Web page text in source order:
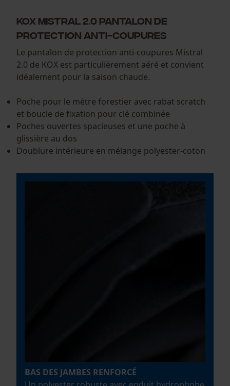
KOX Mistral 2.0 pantalon de
protection anti-coupures
Le pantalon de protection anti-coupures Mistral
2.0 de KOX est particulièrement aéré et convient
idéalement pour la saison chaude.
Poche pour le mètre forestier avec rabat scratch
et boucle de fixation pour clé combinée
Poches ouvertes spacieuses et une poche à
glissière au dos
Doublure intérieure en mélange polyester-coton
BAS DES JAMBES RENFORCÉ